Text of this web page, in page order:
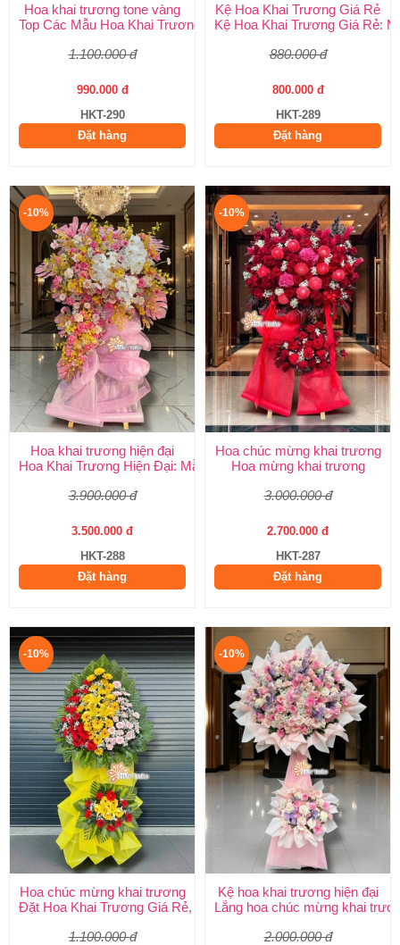
Hoa khai trương tone vàng
Top Các Mẫu Hoa Khai Trương Tone Vàng Đẹp, Sang Trọng,
1.100.000 đ
990.000 đ
HKT-290
Đặt hàng
Kệ Hoa Khai Trương Giá Rẻ
Kệ Hoa Khai Trương Giá Rẻ:
880.000 đ
800.000 đ
HKT-289
Đặt hàng
-10%
Hoa khai trương hiện đại
Hoa Khai Trương Hiện Đại: Mẫu Đẹp, Sang Trọng & Giao Nhanh
3.900.000 đ
3.500.000 đ
HKT-288
Đặt hàng
-10%
Hoa chúc mừng khai trương
Hoa mừng khai trương
3.000.000 đ
2.700.000 đ
HKT-287
Đặt hàng
-10%
Hoa chúc mừng khai trương
Đặt Hoa Khai Trương Giá Rẻ, Đẹp Sang Trọng – Shop Hoa Khai
1.100.000 đ
-10%
Kệ hoa khai trương hiện đại
Lẵng hoa chúc mừng khai
2.000.000 đ